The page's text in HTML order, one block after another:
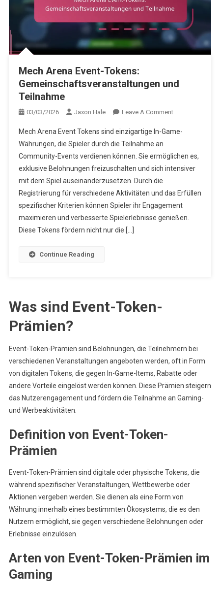
Mech Arena Event-Tokens:
Gemeinschaftsveranstaltungen und
Teilnahme
03/03/2026 Jaxon Hale Leave A CommentOn
Arena
Tokens:
Teilnahme
Mech Arena Event Tokens sind einzigartige In-Game-
Währungen, die Spieler durch die Teilnahme an
Community-Events verdienen können. Sie ermöglichen es,
exklusive Belohnungen freizuschalten und sich intensiver
mit dem Spiel auseinanderzusetzen. Durch die
Registrierung für verschiedene Aktivitäten und das Erfüllen
spezifischer Kriterien können Spieler ihr Engagement
maximieren und verbesserte Spielerlebnisse genießen.
Diese Tokens fördern nicht nur die […]
Continue Reading
Was sind Event-Token-
Prämien?
Event-Token-Prämien sind Belohnungen, die Teilnehmern bei
verschiedenen Veranstaltungen angeboten werden, oft in Form
von digitalen Tokens, die gegen In-Game-Items, Rabatte oder
andere Vorteile eingelöst werden können. Diese Prämien steigern
das Nutzerengagement und fördern die Teilnahme an Gaming-
und Werbeaktivitäten.
Definition von Event-Token-
Prämien
Event-Token-Prämien sind digitale oder physische Tokens, die
während spezifischer Veranstaltungen, Wettbewerbe oder
Aktionen vergeben werden. Sie dienen als eine Form von
Währung innerhalb eines bestimmten Ökosystems, die es den
Nutzern ermöglicht, sie gegen verschiedene Belohnungen oder
Erlebnisse einzulösen.
Arten von Event-Token-Prämien im
Gaming